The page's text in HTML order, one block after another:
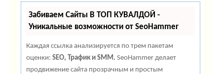
Забиваем Сайты В ТОП КУВАЛДОЙ -
Уникальные возможности от SeoHammer
Каждая ссылка анализируется по трем пакетам
оценки: SEO, Трафик и SMM. SeoHammer делает
продвижение сайта прозрачным и простым